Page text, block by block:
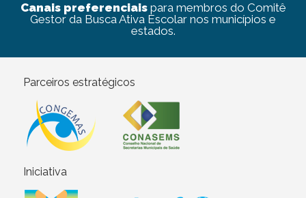
Canais preferenciaispara membros do Comitê
Gestor da Busca Ativa Escolar nos municípios e
estados.
Parceiros estratégicos
Iniciativa